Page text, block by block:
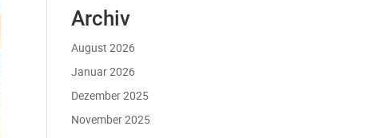
Archiv
August 2026
Januar 2026
Dezember 2025
November 2025